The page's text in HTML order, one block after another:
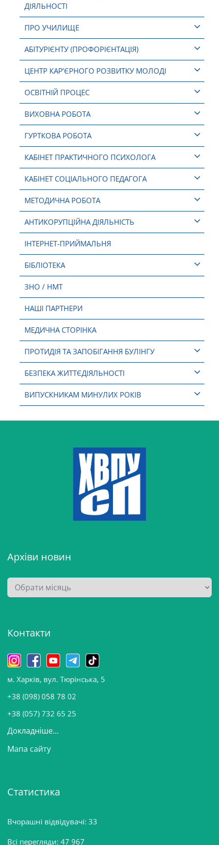
ДІЯЛЬНОСТІ
ПРО УЧИЛИЩЕ
АБІТУРІЄНТУ (ПРОФОРІЄНТАЦІЯ)
ЦЕНТР КАР’ЄРНОГО РОЗВИТКУ МОЛОДІ
ОСВІТНІЙ ПРОЦЕС
ВИХОВНА РОБОТА
ГУРТКОВА РОБОТА
КАБІНЕТ ПРАКТИЧНОГО ПСИХОЛОГА
КАБІНЕТ СОЦІАЛЬНОГО ПЕДАГОГА
МЕТОДИЧНА РОБОТА
АНТИКОРУПЦІЙНА ДІЯЛЬНІСТЬ
ІНТЕРНЕТ-ПРИЙМАЛЬНЯ
БІБЛІОТЕКА
ЗНО / НМТ
НАШІ ПАРТНЕРИ
МЕДИЧНА СТОРІНКА
ПРОТИДІЯ ТА ЗАПОБІГАННЯ БУЛІНГУ
БЕЗПЕКА ЖИТТЄДІЯЛЬНОСТІ
ВИПУСКНИКАМ МИНУЛИХ РОКІВ
Архіви новин
А
р
в
н
о
в
и
Контакти
м. Харків, вул. Тюрінська, 5
+38 (098) 058 78 02
+38 (057) 732 65 25
Докладніше...
Мапа сайту
Статистика
Вчорашні відвідувачі: 33
Всі перегляди: 47 967